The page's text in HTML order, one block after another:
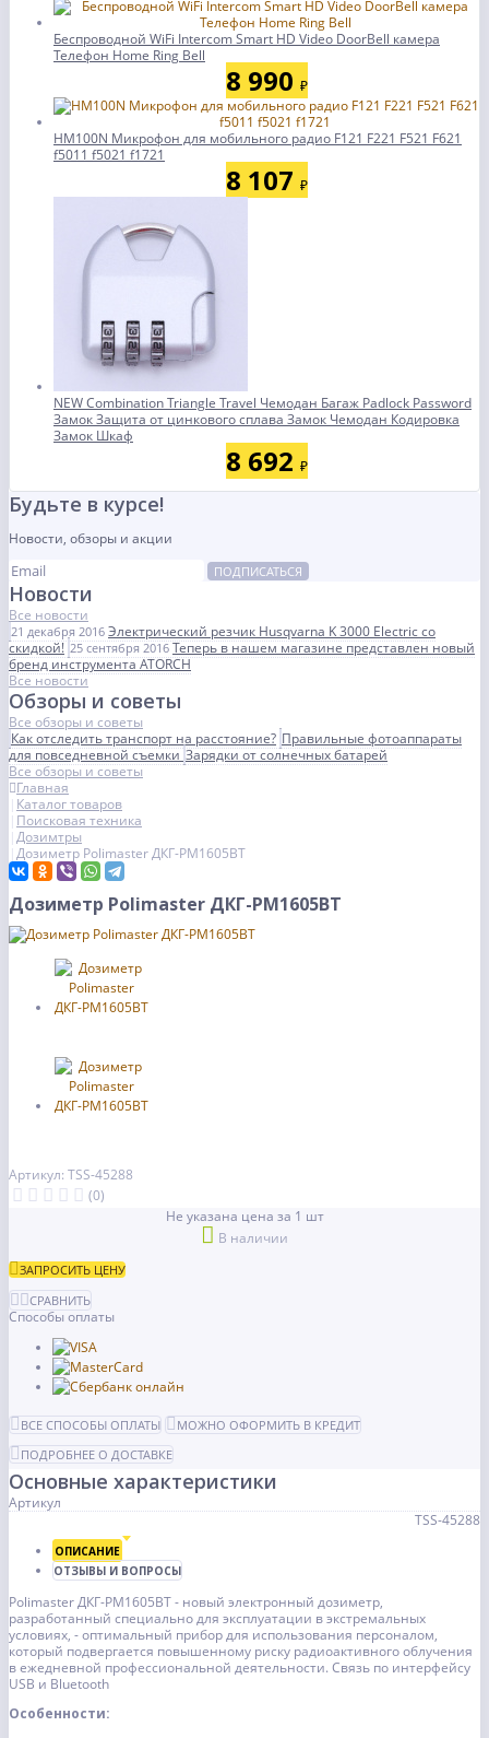
Беспроводной WiFi Intercom Smart HD Video DoorBell камера
Телефон Home Ring Bell
8 990 ₽
HM100N Микрофон для мобильного радио F121 F221 F521 F621
f5011 f5021 f1721
8 107 ₽
NEW Combination Triangle Travel Чемодан Багаж Padlock Password
Замок Защита от цинкового сплава Замок Чемодан Кодировка
Замок Шкаф
8 692 ₽
Будьте в курсе!
Новости, обзоры и акции
ПОДПИСАТЬСЯ
Новости
Все новости
21 декабря 2016 Электрический резчик Husqvarna K 3000 Electric со
скидкой! 25 сентября 2016 Теперь в нашем магазине представлен новый
бренд инструмента ATORCH
Все новости
Обзоры и советы
Все обзоры и советы
Как отследить транспорт на расстояние? Правильные фотоаппараты
для повседневной съемкиЗарядки от солнечных батарей
Все обзоры и советы
Главная
Каталог товаров
Поисковая техника
Дозимтры
Дозиметр Polimaster ДКГ-РМ1605ВТ
Дозиметр Polimaster ДКГ-РМ1605ВТ
Артикул: TSS-45288
(0)
Не указана цена за 1 шт
В наличии
ЗАПРОСИТЬ ЦЕНУ
СРАВНИТЬ
Способы оплаты
ВСЕ СПОСОБЫ ОПЛАТЫ
МОЖНО ОФОРМИТЬ В КРЕДИТ
ПОДРОБНЕЕ О ДОСТАВКЕ
Основные характеристики
Артикул
TSS-45288
ОПИСАНИЕ
ОТЗЫВЫ И ВОПРОСЫ
Polimaster ДКГ-РМ1605ВТ - новый электронный дозиметр,
разработанный специально для эксплуатации в экстремальных
условиях, - оптимальный прибор для использования персоналом,
который подвергается повышенному риску радиоактивного облучения
в ежедневной профессиональной деятельности. Связь по интерфейсу
USB и Bluetooth
Особенности: